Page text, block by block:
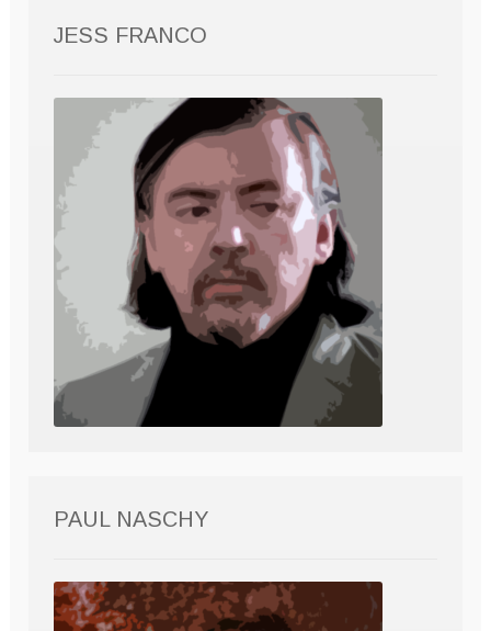
JESS FRANCO
PAUL NASCHY